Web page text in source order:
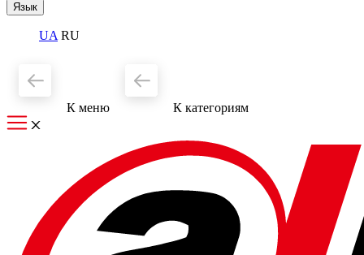
Язык
UA RU
К меню К категориям